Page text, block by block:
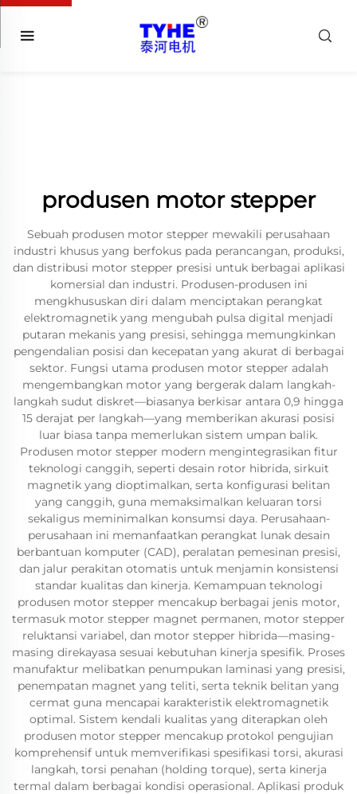
produsen motor stepper
Sebuah produsen motor stepper mewakili perusahaan
industri khusus yang berfokus pada perancangan, produksi,
dan distribusi motor stepper presisi untuk berbagai aplikasi
komersial dan industri. Produsen-produsen ini
mengkhususkan diri dalam menciptakan perangkat
elektromagnetik yang mengubah pulsa digital menjadi
putaran mekanis yang presisi, sehingga memungkinkan
pengendalian posisi dan kecepatan yang akurat di berbagai
sektor. Fungsi utama produsen motor stepper adalah
mengembangkan motor yang bergerak dalam langkah-
langkah sudut diskret—biasanya berkisar antara 0,9 hingga
15 derajat per langkah—yang memberikan akurasi posisi
luar biasa tanpa memerlukan sistem umpan balik.
Produsen motor stepper modern mengintegrasikan fitur
teknologi canggih, seperti desain rotor hibrida, sirkuit
magnetik yang dioptimalkan, serta konfigurasi belitan
yang canggih, guna memaksimalkan keluaran torsi
sekaligus meminimalkan konsumsi daya. Perusahaan-
perusahaan ini memanfaatkan perangkat lunak desain
berbantuan komputer (CAD), peralatan pemesinan presisi,
dan jalur perakitan otomatis untuk menjamin konsistensi
standar kualitas dan kinerja. Kemampuan teknologi
produsen motor stepper mencakup berbagai jenis motor,
termasuk motor stepper magnet permanen, motor stepper
reluktansi variabel, dan motor stepper hibrida—masing-
masing direkayasa sesuai kebutuhan kinerja spesifik. Proses
manufaktur melibatkan penumpukan laminasi yang presisi,
penempatan magnet yang teliti, serta teknik belitan yang
cermat guna mencapai karakteristik elektromagnetik
optimal. Sistem kendali kualitas yang diterapkan oleh
produsen motor stepper mencakup protokol pengujian
komprehensif untuk memverifikasi spesifikasi torsi, akurasi
langkah, torsi penahan (holding torque), serta kinerja
termal dalam berbagai kondisi operasional. Aplikasi produk